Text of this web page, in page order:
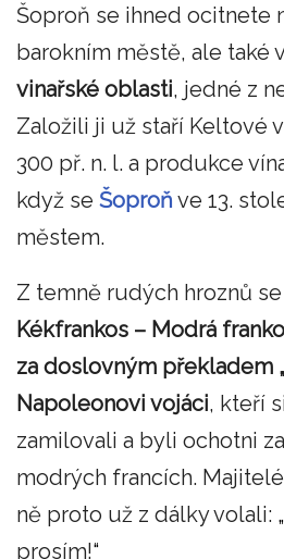
Šoproň se ihned ocitnete
barokním městě, ale také
vinařské oblasti, jedné z
Založili ji už staří Keltové
300 př. n. l. a produkce
když se Šoproň ve 13.
městem.
Z temně rudých hroznů
Kékfrankos – Modrá
za doslovným překladem
Napoleonovi vojáci, kteří
zamilovali a byli ochotni
modrých francích.
ně proto už z dálky volali: „
prosím!“